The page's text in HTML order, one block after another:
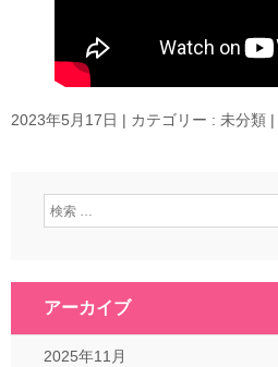
2023年5月17日 | カテゴリー : 未分類 |
アーカイブ
2025年11月